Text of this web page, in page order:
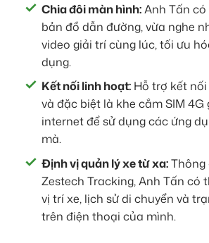
Chia đôi màn hình:Anh Tấn
bản đồ dẫn đường, vừa nghe
video giải trí cùng lúc, tối ưu
dụng.
Kết nối linh hoạt: Hỗ trợ kết
và đặc biệt là khe cắm SIM 4G
internet để sử dụng các ứng
mà.
Định vị quản lý xe từ xa:Thông
Zestech Tracking, Anh Tấn có
vị trí xe, lịch sử di chuyển và
trên điện thoại của mình.